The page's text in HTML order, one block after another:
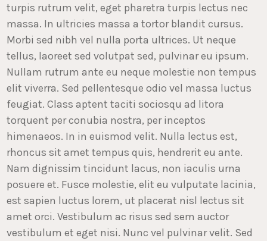
turpis rutrum velit, eget pharetra turpis lectus nec
massa. In ultricies massa a tortor blandit cursus.
Morbi sed nibh vel nulla porta ultrices. Ut neque
tellus, laoreet sed volutpat sed, pulvinar eu ipsum.
Nullam rutrum ante eu neque molestie non tempus
elit viverra. Sed pellentesque odio vel massa luctus
feugiat. Class aptent taciti sociosqu ad litora
torquent per conubia nostra, per inceptos
himenaeos. In in euismod velit. Nulla lectus est,
rhoncus sit amet tempus quis, hendrerit eu ante.
Nam dignissim tincidunt lacus, non iaculis urna
posuere et. Fusce molestie, elit eu vulputate lacinia,
est sapien luctus lorem, ut placerat nisl lectus sit
amet orci. Vestibulum ac risus sed sem auctor
vestibulum et eget nisi. Nunc vel pulvinar velit. Sed